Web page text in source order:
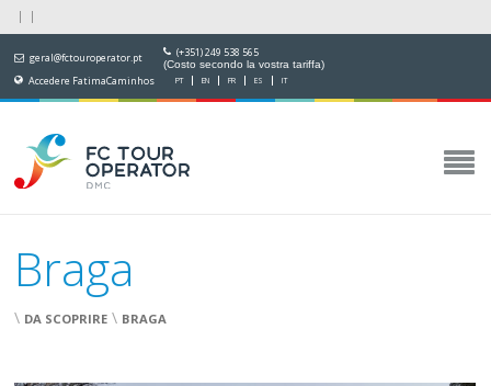
geral@fctouroperator.pt (+351) 249 538 565
(Costo secondo la vostra tariffa)
Accedere FatimaCaminhos PT EN FR ES IT
Braga
\ DA SCOPRIRE \ BRAGA